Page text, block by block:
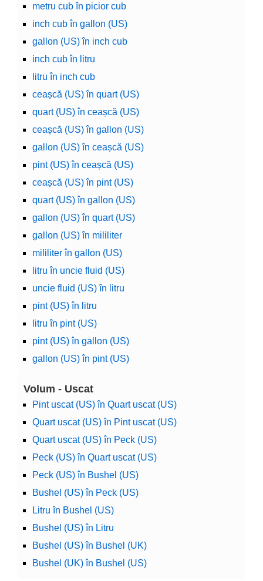
metru cub în picior cub
inch cub în gallon (US)
gallon (US) în inch cub
inch cub în litru
litru în inch cub
ceașcă (US) în quart (US)
quart (US) în ceașcă (US)
ceașcă (US) în gallon (US)
gallon (US) în ceașcă (US)
pint (US) în ceașcă (US)
ceașcă (US) în pint (US)
quart (US) în gallon (US)
gallon (US) în quart (US)
gallon (US) în mililiter
mililiter în gallon (US)
litru în uncie fluid (US)
uncie fluid (US) în litru
pint (US) în litru
litru în pint (US)
pint (US) în gallon (US)
gallon (US) în pint (US)
Volum - Uscat
Pint uscat (US) în Quart uscat (US)
Quart uscat (US) în Pint uscat (US)
Quart uscat (US) în Peck (US)
Peck (US) în Quart uscat (US)
Peck (US) în Bushel (US)
Bushel (US) în Peck (US)
Litru în Bushel (US)
Bushel (US) în Litru
Bushel (US) în Bushel (UK)
Bushel (UK) în Bushel (US)